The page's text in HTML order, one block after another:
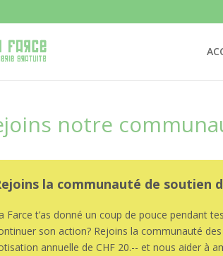
notre
la communauté de soutien
Farce t’as donné un coup de pouce pendant
son action? Rejoins la communauté
annuelle de CHF 20.-- et nous aider à